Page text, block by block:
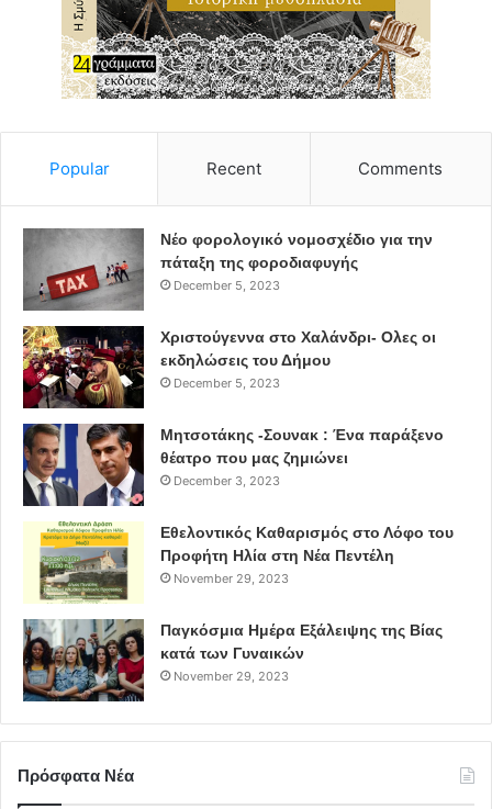
Popular Recent Comments
Νέο φορολογικό νομοσχέδιο για την
πάταξη της φοροδιαφυγής
December 5, 2023
Χριστούγεννα στο Χαλάνδρι- Ολες οι
εκδηλώσεις του Δήμου
December 5, 2023
Μητσοτάκης -Σουνακ : Ένα παράξενο
θέατρο που μας ζημιώνει
December 3, 2023
Εθελοντικός Καθαρισμός στο Λόφο του
Προφήτη Ηλία στη Νέα Πεντέλη
November 29, 2023
Παγκόσμια Ημέρα Εξάλειψης της Βίας
κατά των Γυναικών
November 29, 2023
Πρόσφατα Νέα